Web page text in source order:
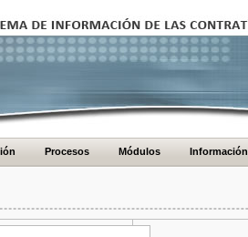
Procesos Módulos Información